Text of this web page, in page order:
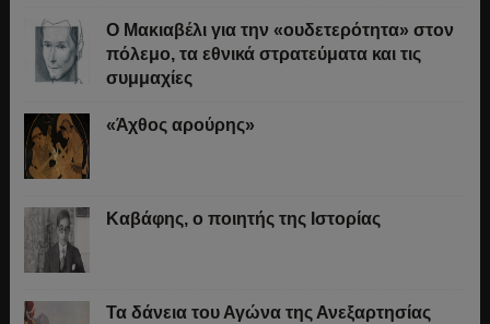
O Μακιαβέλι για την «ουδετερότητα» στον
πόλεμο, τα εθνικά στρατεύματα και τις
συμμαχίες
«Άχθος αρούρης»
Καβάφης, ο ποιητής της Ιστορίας
Τα δάνεια του Αγώνα της Ανεξαρτησίας